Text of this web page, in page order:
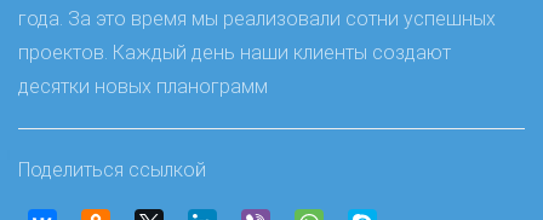
года. За это время мы реализовали сотни успешных
проектов. Каждый день наши клиенты создают
десятки новых планограмм
Поделиться ссылкой